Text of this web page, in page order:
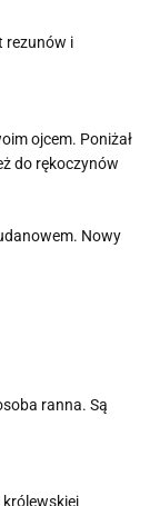
rezunów i
ojcem. Poniżał
do rękoczynów
Nowy
ranna. Są
królewskiej